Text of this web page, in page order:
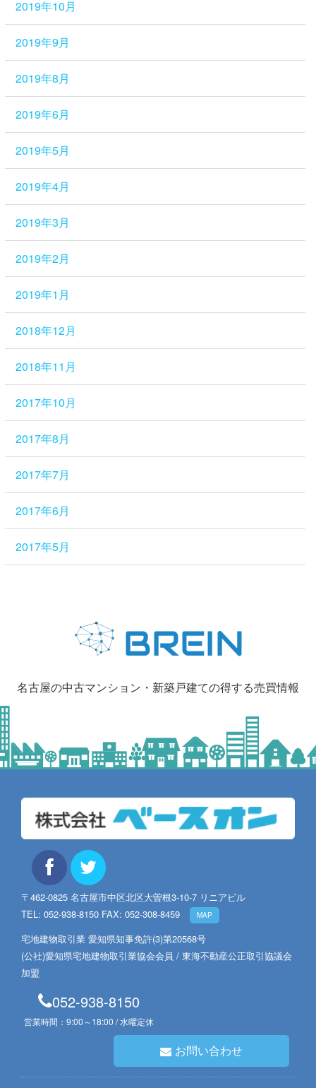
2019年10月
2019年9月
2019年8月
2019年6月
2019年5月
2019年4月
2019年3月
2019年2月
2019年1月
2018年12月
2018年11月
2017年10月
2017年8月
2017年7月
2017年6月
2017年5月
名古屋の中古マンション・新築戸建ての得する売買情報
〒462-0825 名古屋市中区北区大曽根3-10-7 リニアビル
TEL: 052-938-8150 FAX: 052-308-8459
MAP
宅地建物取引業 愛知県知事免許(3)第20568号
(公社)愛知県宅地建物取引業協会会員 / 東海不動産公正取引協議会
加盟
052-938-8150
営業時間：9:00～18:00 / 水曜定休
お問い合わせ